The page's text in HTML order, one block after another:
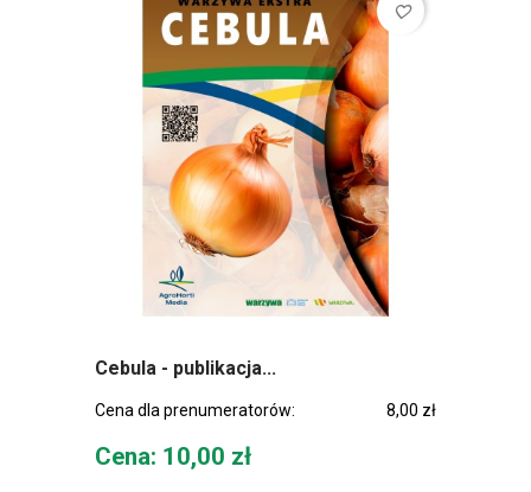
favorite_border
Cebula - publikacja...
Cena dla prenumeratorów: 8,00 zł
Cena
Cena: 10,00 zł